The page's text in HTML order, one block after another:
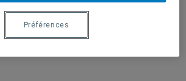
machine
Préférences